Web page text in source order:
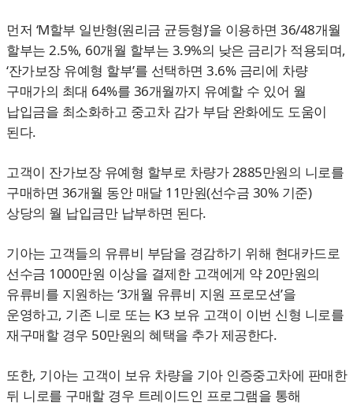
먼저 ‘M할부 일반형(원리금 균등형)’을 이용하면 36/48개월
할부는 2.5%, 60개월 할부는 3.9%의 낮은 금리가 적용되며,
‘잔가보장 유예형 할부’를 선택하면 3.6% 금리에 차량
구매가의 최대 64%를 36개월까지 유예할 수 있어 월
납입금을 최소화하고 중고차 감가 부담 완화에도 도움이
된다.
고객이 잔가보장 유예형 할부로 차량가 2885만원의 니로를
구매하면 36개월 동안 매달 11만원(선수금 30% 기준)
상당의 월 납입금만 납부하면 된다.
기아는 고객들의 유류비 부담을 경감하기 위해 현대카드로
선수금 1000만원 이상을 결제한 고객에게 약 20만원의
유류비를 지원하는 ‘3개월 유류비 지원 프로모션’을
운영하고, 기존 니로 또는 K3 보유 고객이 이번 신형 니로를
재구매할 경우 50만원의 혜택을 추가 제공한다.
또한, 기아는 고객이 보유 차량을 기아 인증중고차에 판매한
뒤 니로를 구매할 경우 트레이드인 프로그램을 통해